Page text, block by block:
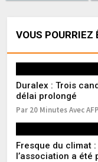
VOUS POURRIEZ
Duralex : Trois
délai prolongé
Par 20 Minutes Avec
Fresque du climat
l’association a